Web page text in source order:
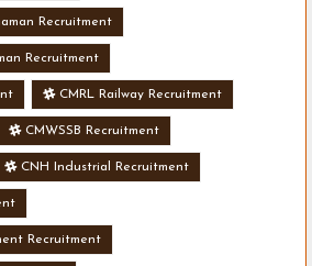
Recruitment
Recruitment
CMRL Railway Recruitment
CMWSSB Recruitment
CNH Industrial Recruitment
Recruitment